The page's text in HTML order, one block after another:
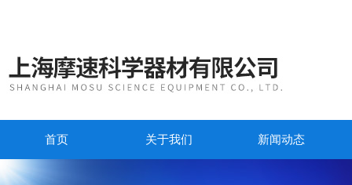
首页 关于我们 新闻动态